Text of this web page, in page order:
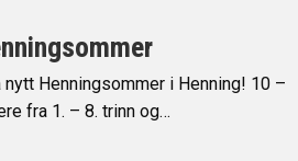
Henningsommer i Henning! 10 –
fra 1. – 8. trinn og…